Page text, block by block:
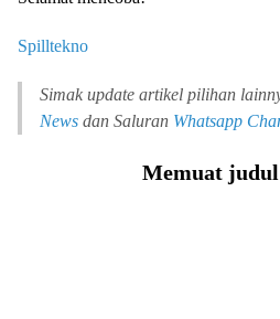
Spilltekno
Simak update artikel pilihan
News dan Saluran Whatsapp
Memuat judul